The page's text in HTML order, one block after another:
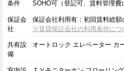
条件 SOHO可（登記可、賃料管理費
保証会
社
保証会社利用有：初回賃料総
※賃貸保証会社の利用条件につ
共有設
備
オートロック エレベーター カ